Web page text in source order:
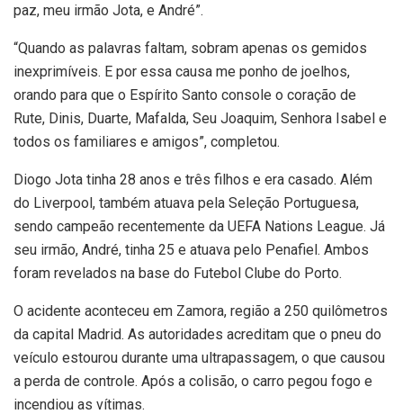
paz, meu irmão Jota, e André”.
“Quando as palavras faltam, sobram apenas os gemidos
inexprimíveis. E por essa causa me ponho de joelhos,
orando para que o Espírito Santo console o coração de
Rute, Dinis, Duarte, Mafalda, Seu Joaquim, Senhora Isabel e
todos os familiares e amigos”, completou.
Diogo Jota tinha 28 anos e três filhos e era casado. Além
do Liverpool, também atuava pela Seleção Portuguesa,
sendo campeão recentemente da UEFA Nations League. Já
seu irmão, André, tinha 25 e atuava pelo Penafiel. Ambos
foram revelados na base do Futebol Clube do Porto.
O acidente aconteceu em Zamora, região a 250 quilômetros
da capital Madrid. As autoridades acreditam que o pneu do
veículo estourou durante uma ultrapassagem, o que causou
a perda de controle. Após a colisão, o carro pegou fogo e
incendiou as vítimas.